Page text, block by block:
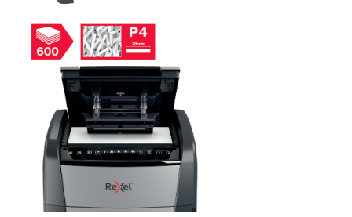
Ecrane Interactive
Sisteme de afisare
Ecrane de proiectie
Accesorii prezentare
Table magnetice (whiteboard-uri)
Electronice si accesorii tech
Gadgeturi mobile
Securitate digitala